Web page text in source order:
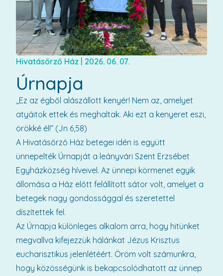
Hivatásőrző Ház | 2026. 06. 07.
Úrnapja
„Ez az égből alászállott kenyér! Nem az, amelyet
atyáitok ettek és meghaltak. Aki ezt a kenyeret eszi,
örökké él!” (Jn 6,58)
A Hivatásőrző Ház betegei idén is együtt
ünnepelték Úrnapját a leányvári Szent Erzsébet
Egyházközség híveivel. Az ünnepi körmenet egyik
állomása a Ház előtt felállított sátor volt, amelyet a
betegek nagy gondossággal és szeretettel
díszítettek fel.
Az Úrnapja különleges alkalom arra, hogy hitünket
megvallva kifejezzük hálánkat Jézus Krisztus
eucharisztikus jelenlétéért. Öröm volt számunkra,
hogy közösségünk is bekapcsolódhatott az ünnep